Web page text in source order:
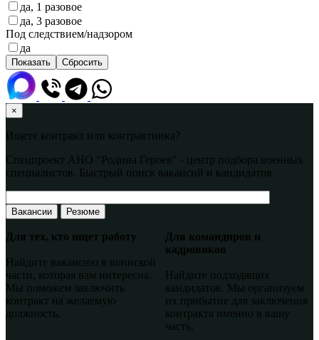
да, 1 разовое
да, 3 разовое
Под следствием/надзором
да
×
Ищете контракт или контрактника?
Спецпроект АНО "Родина Героев" - центр подбора военных
специалистов. Быстрый поиск вакансий и кандидатов
Вакансии Резюме
Для тех, кто ищет работу
Найдите вакансию в воинской
части, которая вам интересна.
Мы поможем заключить
контракт на желаемую
должность.
Для командиров и
кадровиков
Найдите подходящих
кандидатов. Мы организуем
их прибытие для заключения
контракта именно в вашу
часть.